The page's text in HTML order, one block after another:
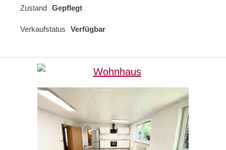
Zustand Gepflegt
Verkaufstatus Verfügbar